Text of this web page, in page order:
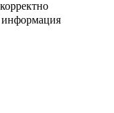
информация